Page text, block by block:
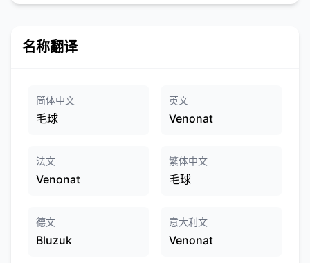
名称翻译
简体中文
毛球
英文
Venonat
法文
Venonat
繁体中文
毛球
德文
Bluzuk
意大利文
Venonat